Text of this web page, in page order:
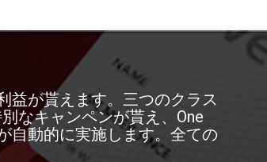
益が貰えます。三つのクラス
なキャンペンが貰え、One
自動的に実施します。全ての